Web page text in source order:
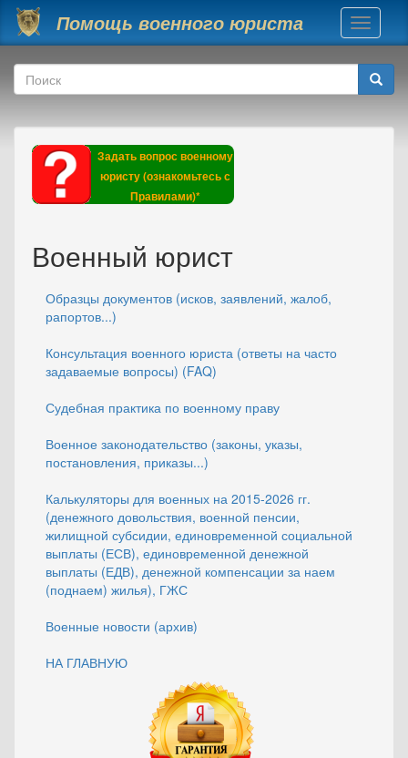
Перейти к основному содержанию
Помощь военного юриста
Toggle
Форма поиска
Поиск
Задать вопрос военному
юристу (ознакомьтесь с
Правилами)*
Военный юрист
Образцы документов (исков, заявлений, жалоб,
рапортов...)
Консультация военного юриста (ответы на часто
задаваемые вопросы) (FAQ)
Судебная практика по военному праву
Военное законодательство (законы, указы,
постановления, приказы...)
Калькуляторы для военных на 2015-2026 гг.
(денежного довольствия, военной пенсии,
жилищной субсидии, единовременной социальной
выплаты (ЕСВ), единовременной денежной
выплаты (ЕДВ), денежной компенсации за наем
(поднаем) жилья), ГЖС
Военные новости (архив)
НА ГЛАВНУЮ